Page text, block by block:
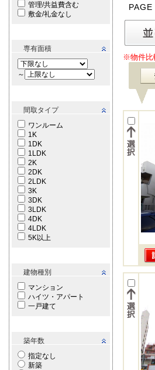
管理/共益費含む
敷金/礼金なし
専有面積
～
間取タイプ
ワンルーム
1K
1DK
1LDK
2K
2DK
2LDK
3K
3DK
3LDK
4DK
4LDK
5K以上
建物種別
マンション
ハイツ・アパート
一戸建て
築年数
指定なし
新築
PAGE
※物件比